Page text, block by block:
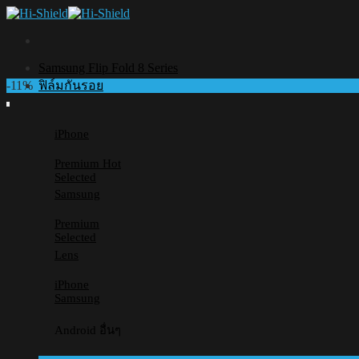
Skip
Samsung Flip Fold 8 Series
ฟิล์มกันรอย
iPhone
Premium
Selected
Samsung
Premium
Selected
Lens
iPhone
Samsung
Android อื่นๆ
-11%